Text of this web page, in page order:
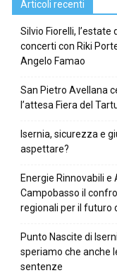
Articoli recenti
Silvio Fiorelli,
concerti con Riki
Angelo Famao
San Pietro Avellana
l’attesa Fiera del
Isernia, sicurezza e
aspettare?
Energie Rinnovabili e
Campobasso il
regionali per il futuro
Punto Nascite di
speriamo che anche
sentenze